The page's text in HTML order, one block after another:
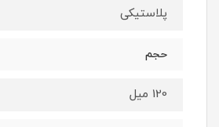
پلاستیکی
حجم
120 میل